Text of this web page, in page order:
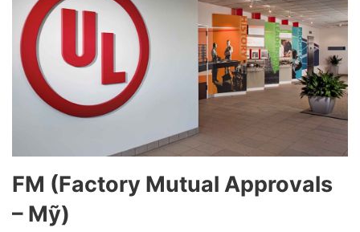
FM (Factory Mutual Approvals
– Mỹ)